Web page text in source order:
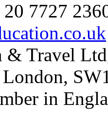
7727
Travel
London,
in